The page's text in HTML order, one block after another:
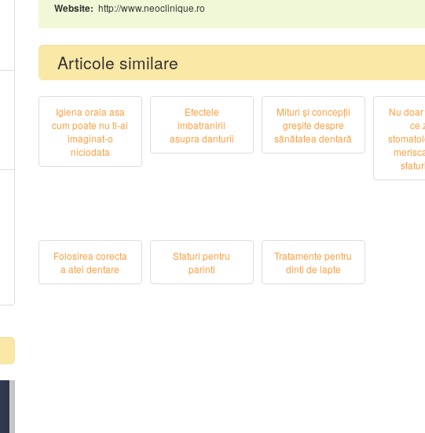
Website: http://www.neoclinique.ro
Articole similare
Igiena orala asa
cum poate nu ti-ai
imaginat-o
niciodata
Efectele
imbatranirii
asupra danturii
Mituri și concepții
greșite despre
sănătatea dentară
Nu
ce
Folosirea corecta
a atei dentare
Sfaturi pentru
parinti
Tratamente pentru
dinti de lapte